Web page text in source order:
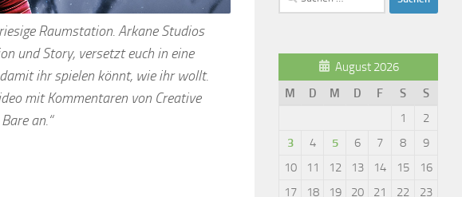
Raumstation. Arkane Studios
und Story, versetzt euch in eine
ihr spielen könnt, wie ihr wollt.
mit Kommentaren von Creative
an.“
nach:
August 2026
M
D M D F S
S
1
2
3
4 5 6 7 8
9
10
11 12 13 14 15
16
17
18 19 20 21 22 23